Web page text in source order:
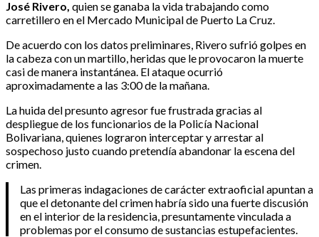
José Rivero, quien se ganaba la vida trabajando como
carretillero en el Mercado Municipal de Puerto La Cruz.
De acuerdo con los datos preliminares, Rivero sufrió golpes en
la cabeza con un martillo, heridas que le provocaron la muerte
casi de manera instantánea. El ataque ocurrió
aproximadamente a las 3:00 de la mañana.
La huida del presunto agresor fue frustrada gracias al
despliegue de los funcionarios de la Policía Nacional
Bolivariana, quienes lograron interceptar y arrestar al
sospechoso justo cuando pretendía abandonar la escena del
crimen.
Las primeras indagaciones de carácter extraoficial apuntan a
que el detonante del crimen habría sido una fuerte discusión
en el interior de la residencia, presuntamente vinculada a
problemas por el consumo de sustancias estupefacientes.